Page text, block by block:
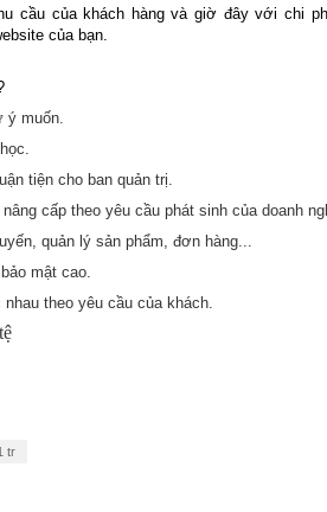
cầu của khách hàng và giờ đây với chi
của bạn.
ý muốn.
tiện cho ban quản trị.
cấp theo yêu cầu phát sinh của doanh
quản lý sản phẩm, đơn hàng...
mật cao.
theo yêu cầu của khách.
tr